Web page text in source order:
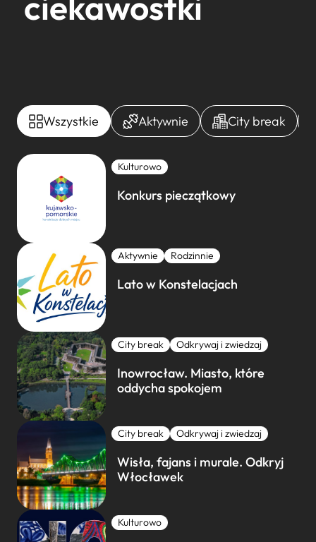
Wszystkie Aktywnie City break
Kulturowo
Konkurs pieczątkowy
Aktywnie Rodzinnie
Lato w Konstelacjach
City break Odkrywaj i zwiedzaj
Inowrocław. Miasto, które
oddycha spokojem
City break Odkrywaj i zwiedzaj
Wisła, fajans i murale. Odkryj
Włocławek
Kulturowo